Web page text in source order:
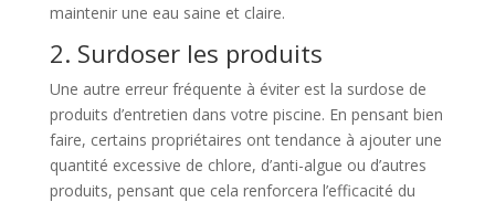
maintenir une eau saine et claire.
2. Surdoser les produits
Une autre erreur fréquente à éviter est la surdose de
produits d’entretien dans votre piscine. En pensant bien
faire, certains propriétaires ont tendance à ajouter une
quantité excessive de chlore, d’anti-algue ou d’autres
produits, pensant que cela renforcera l’efficacité du